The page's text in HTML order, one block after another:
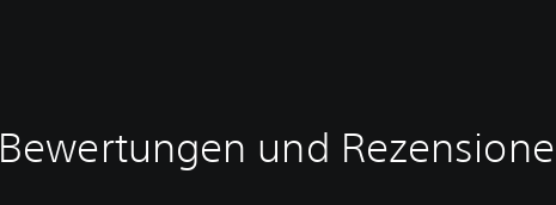
Bewertungen und